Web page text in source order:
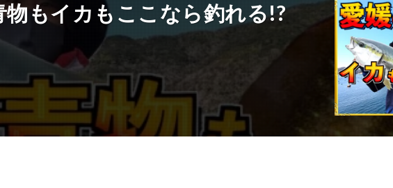
もイカもここなら釣れる!?